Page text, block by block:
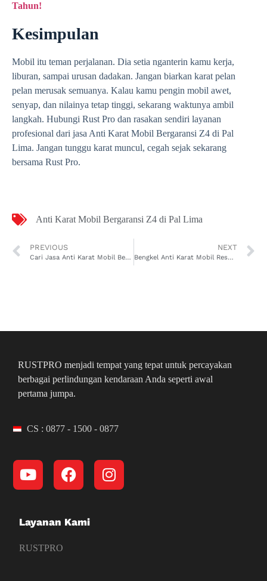
Tahun!
Kesimpulan
Mobil itu teman perjalanan. Dia setia nganterin kamu kerja,
liburan, sampai urusan dadakan. Jangan biarkan karat pelan
pelan merusak semuanya. Kalau kamu pengin mobil awet,
senyap, dan nilainya tetap tinggi, sekarang waktunya ambil
langkah. Hubungi Rust Pro dan rasakan sendiri layanan
profesional dari jasa Anti Karat Mobil Bergaransi Z4 di Pal
Lima. Jangan tunggu karat muncul, cegah sejak sekarang
bersama Rust Pro.
Anti Karat Mobil Bergaransi Z4 di Pal Lima
PREVIOUS
Cari Jasa Anti Karat Mobil Bergaransi Kicks ePOWER di Pal Lima? Rust Pro Solusinya!
NEXT
Bengkel Anti Karat Mobil Resmi Binguo EV di Sungaijawi Dalam, Sekali Datang Mobil Auto Aman!
RUSTPRO menjadi tempat yang tepat untuk percayakan
berbagai perlindungan kendaraan Anda seperti awal
pertama jumpa.
CS : 0877 - 1500 - 0877
Layanan Kami
RUSTPRO